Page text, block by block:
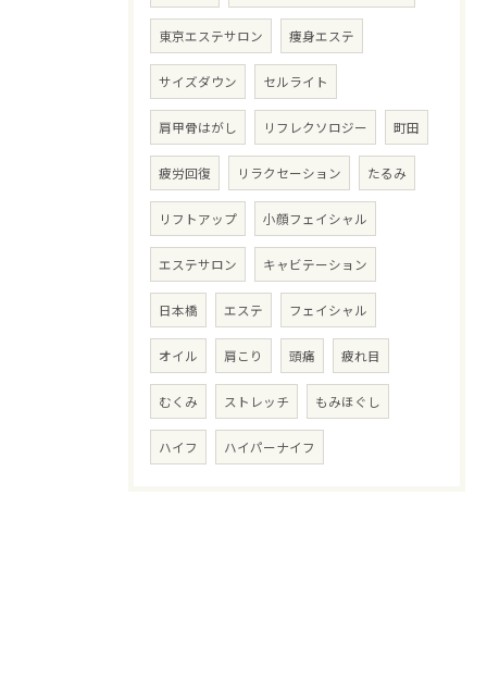
東京エステサロン 痩身エステ
サイズダウン セルライト
肩甲骨はがし リフレクソロジー 町田
疲労回復 リラクセーション たるみ
リフトアップ 小顔フェイシャル
エステサロン キャビテーション
日本橋 エステ フェイシャル
オイル 肩こり 頭痛 疲れ目
むくみ ストレッチ もみほぐし
ハイフ ハイパーナイフ